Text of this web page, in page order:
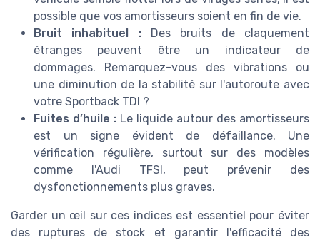
possible que vos amortisseurs soient en fin de vie.
Bruit inhabituel :Des bruits de claquement
étranges peuvent être un indicateur de
dommages. Remarquez-vous des vibrations ou
une diminution de la stabilité sur l'autoroute avec
votre Sportback TDI ?
Fuites d’huile : Le liquide autour des amortisseurs
est un signe évident de défaillance. Une
vérification régulière, surtout sur des modèles
comme l'Audi TFSI, peut prévenir des
dysfonctionnements plus graves.
Garder un œil sur ces indices est essentiel pour éviter
des ruptures de stock et garantir l'efficacité des